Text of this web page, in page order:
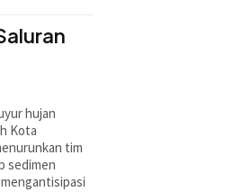
hujan
Kota
tim
sedimen